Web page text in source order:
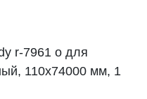
r-7961 o для
110x74000 мм, 1